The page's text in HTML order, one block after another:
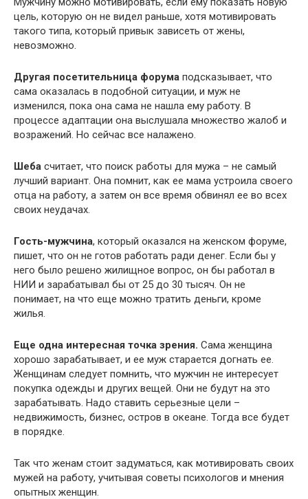
цель, которую он не видел раньше, хотя мотивировать
такого типа, который привык зависеть от жены,
невозможно.
Другая посетительница форума подсказывает, что
сама оказалась в подобной ситуации, и муж не
изменился, пока она сама не нашла ему работу. В
процессе адаптации она выслушала множество жалоб и
возражений. Но сейчас все налажено.
Шеба считает, что поиск работы для мужа – не самый
лучший вариант. Она помнит, как ее мама устроила своего
отца на работу, а затем он все время обвинял ее во всех
своих неудачах.
Гость-мужчина, который оказался на женском форуме,
пишет, что он не готов работать ради денег. Если бы у
него было решено жилищное вопрос, он бы работал в
НИИ и зарабатывал бы от 25 до 30 тысяч. Он не
понимает, на что еще можно тратить деньги, кроме
жилья.
Еще одна интересная точка зрения. Сама женщина
хорошо зарабатывает, и ее муж старается догнать ее.
Женщинам следует помнить, что мужчин не интересует
покупка одежды и других вещей. Они не будут на это
зарабатывать. Надо ставить серьезные цели –
недвижимость, бизнес, остров в океане. Тогда все будет
в порядке.
Так что женам стоит задуматься, как мотивировать своих
мужей на работу, учитывая советы психологов и мнения
опытных женщин.